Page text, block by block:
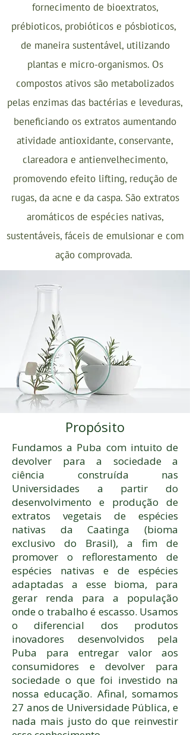
fornecimento de bioextratos,
prébioticos, probióticos e pósbioticos,
de maneira sustentável, utilizando
plantas e micro-organismos. Os
compostos ativos são metabolizados
pelas enzimas das bactérias e leveduras,
beneficiando os extratos aumentando
atividade antioxidante, conservante,
clareadora e antienvelhecimento,
promovendo efeito lifting, redução de
rugas, da acne e da caspa. São extratos
aromáticos de espécies nativas,
sustentáveis, fáceis de emulsionar e com
ação comprovada.
Propósito
Fundamos a Puba com intuito de
devolver para a sociedade a
ciência construída nas
Universidades a partir do
desenvolvimento e produção de
extratos vegetais de espécies
nativas da Caatinga (bioma
exclusivo do Brasil), a fim de
promover o reflorestamento de
espécies nativas e de espécies
adaptadas a esse bioma, para
gerar renda para a população
onde o trabalho é escasso. Usamos
o diferencial dos produtos
inovadores desenvolvidos pela
Puba para entregar valor aos
consumidores e devolver para
sociedade o que foi investido na
nossa educação. Afinal, somamos
27 anos de Universidade Pública, e
nada mais justo do que reinvestir